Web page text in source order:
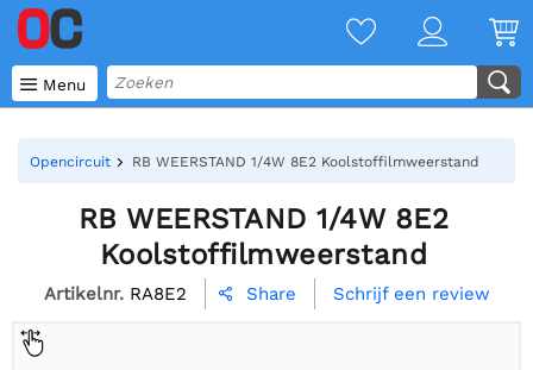
 Menu
Opencircuit RB WEERSTAND 1/4W 8E2 Koolstoffilmweerstand
RB WEERSTAND 1/4W 8E2
Koolstoffilmweerstand
Artikelnr. RA8E2  Share Schrijf een review